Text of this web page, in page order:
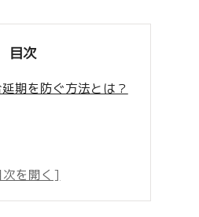
目次
期を防ぐ方法とは？